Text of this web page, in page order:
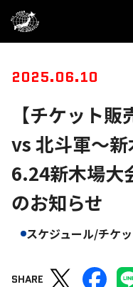
2025.06.10
【チケット
vs 北斗軍～新
6.24新木場大
のお知らせ
スケジュール/チケ
SHARE